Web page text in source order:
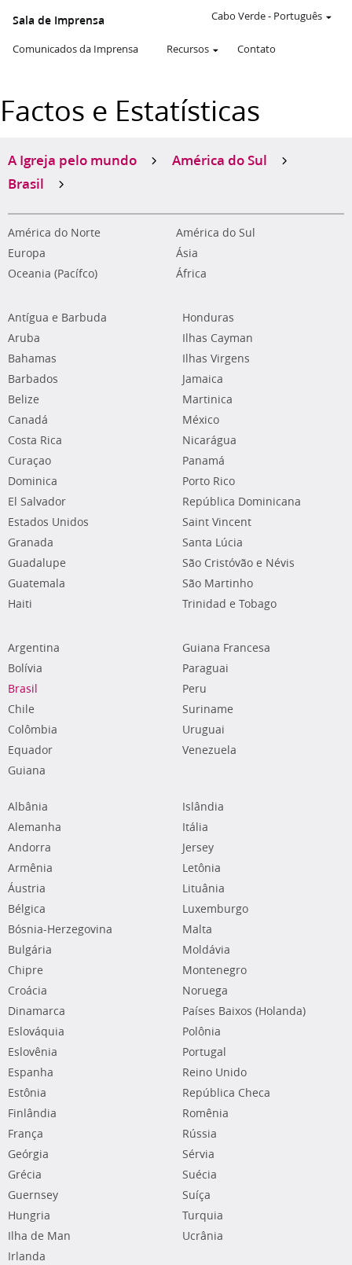
Sala de Imprensa
Comunicados da Imprensa Recursos Contato
Cabo Verde- Português
Factos e Estatísticas
A Igreja pelo mundo
América do Sul
Brasil
América do Norte
América do Sul
Europa
Ásia
Oceania (Pacífco)
África
Antígua e Barbuda
Aruba
Bahamas
Barbados
Belize
Canadá
Costa Rica
Curaçao
Dominica
El Salvador
Estados Unidos
Granada
Guadalupe
Guatemala
Haiti
Honduras
Ilhas Cayman
Ilhas Virgens
Jamaica
Martinica
México
Nicarágua
Panamá
Porto Rico
República Dominicana
Saint Vincent
Santa Lúcia
São Cristóvão e Névis
São Martinho
Trinidad e Tobago
Argentina
Bolívia
Brasil
Chile
Colômbia
Equador
Guiana
Guiana Francesa
Paraguai
Peru
Suriname
Uruguai
Venezuela
Albânia
Alemanha
Andorra
Armênia
Áustria
Bélgica
Bósnia-Herzegovina
Bulgária
Chipre
Croácia
Dinamarca
Eslováquia
Eslovênia
Espanha
Estônia
Finlândia
França
Geórgia
Grécia
Guernsey
Hungria
Ilha de Man
Irlanda
Islândia
Itália
Jersey
Letônia
Lituânia
Luxemburgo
Malta
Moldávia
Montenegro
Noruega
Países Baixos (Holanda)
Polônia
Portugal
Reino Unido
República Checa
Romênia
Rússia
Sérvia
Suécia
Suíça
Turquia
Ucrânia